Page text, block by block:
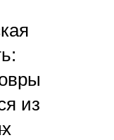
почему
из